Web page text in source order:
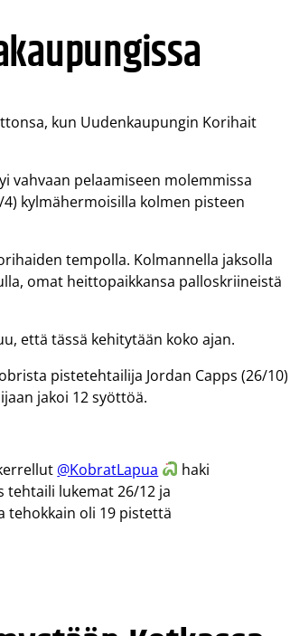
kun Uudenkaupungin Korihait
vahvaan pelaamiseen molemmissa
kylmähermoisilla kolmen pisteen
tempolla. Kolmannella jaksolla
omat heittopaikkansa palloskriineistä
että tässä kehitytään koko ajan.
pistetehtailija Jordan Capps (26/10)
jakoi 12 syöttöä.
@KobratLapua
haki
tehtaili lukemat 26/12 ja
tehokkain oli 19 pistettä